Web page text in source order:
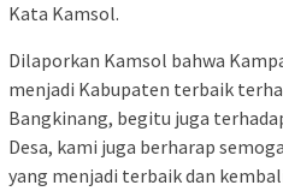
Kata Kamsol.
Dilaporkan Kamsol bahwa
menjadi Kabupaten terbaik
Bangkinang, begitu juga
Desa, kami juga berharap
yang menjadi terbaik dan